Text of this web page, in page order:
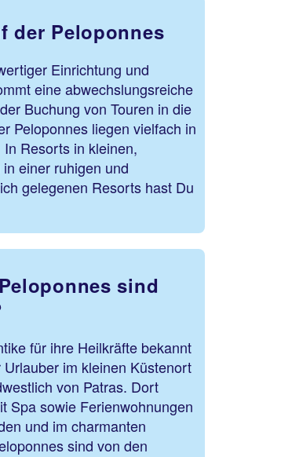
der Peloponnes
Einrichtung und
eine abwechslungsreiche
Buchung von Touren in die
Peloponnes liegen vielfach in
Resorts in kleinen,
einer ruhigen und
gelegenen Resorts hast Du
sind
für ihre Heilkräfte bekannt
im kleinen Küstenort
von Patras. Dort
Spa sowie Ferienwohnungen
und im charmanten
sind von den